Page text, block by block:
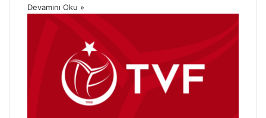
Devamını Oku »